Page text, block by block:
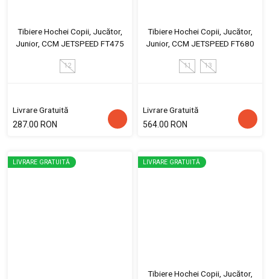
Tibiere Hochei Copii, Jucător,
Junior, CCM JETSPEED FT475
12
Livrare Gratuită
287.00 RON
Tibiere Hochei Copii, Jucător,
Junior, CCM JETSPEED FT680
11 13
Livrare Gratuită
564.00 RON
LIVRARE GRATUITĂ LIVRARE GRATUITĂ
Tibiere Hochei Copii, Jucător,